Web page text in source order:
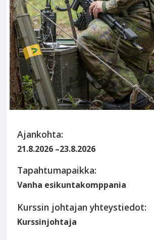
Ajankohta:
21.8.2026 –23.8.2026
Tapahtumapaikka:
Vanha esikuntakomppania
Kurssin johtajan yhteystiedot:
Kurssinjohtaja